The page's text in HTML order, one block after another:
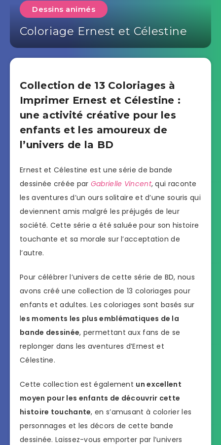
Dessins animés
Coloriage Ernest et Célestine
Collection de 13 Coloriages à
Imprimer Ernest et Célestine :
une activité créative pour les
enfants et les amoureux de
l’univers de la BD
Ernest et Célestine est une série de bande
dessinée créée par Gabrielle Vincent, qui raconte
les aventures d’un ours solitaire et d’une souris qui
deviennent amis malgré les préjugés de leur
société. Cette série a été saluée pour son histoire
touchante et sa morale sur l’acceptation de
l’autre.
Pour célébrer l’univers de cette série de BD, nous
avons créé une collection de 13 coloriages pour
enfants et adultes. Les coloriages sont basés sur
les moments les plus emblématiques de la
bande dessinée, permettant aux fans de se
replonger dans les aventures d’Ernest et
Célestine.
Cette collection est également un excellent
moyen pour les enfants de découvrir cette
histoire touchante, en s’amusant à colorier les
personnages et les décors de cette bande
dessinée. Laissez-vous emporter par l’univers